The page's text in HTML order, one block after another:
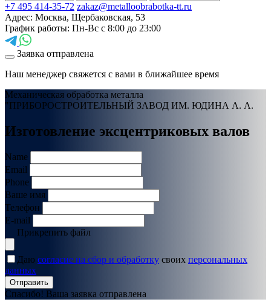
+7 495 414-35-72 zakaz@metalloobrabotka-tt.ru
Адрес: Москва, Щербаковская, 53
График работы: Пн-Вс с 8:00 до 23:00
Заявка отправлена
Наш менеджер свяжется с вами в ближайшее время
Механическая обработка металла
"ПРИБОРОСТРОИТЕЛЬНЫЙ ЗАВОД ИМ. ЮДИНА А. А.
Изготовление эксцентриковых валов
Name
Email
Phone
Ваше имя
Телефон
E-mail
Прикрепить файл
Даю согласие на сбор и обработку своих персональных
данных
Отправить
Спасибо! Ваша заявка отправлена